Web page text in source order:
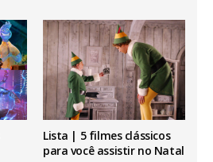
Lista | 5 filmes clássicos
para você assistir no Natal